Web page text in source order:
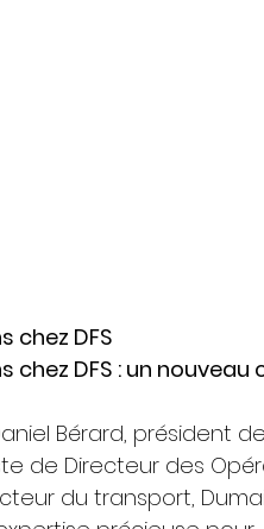
chez DFS
DFS : un nouveau
Bérard, président de
de Directeur des
du transport,